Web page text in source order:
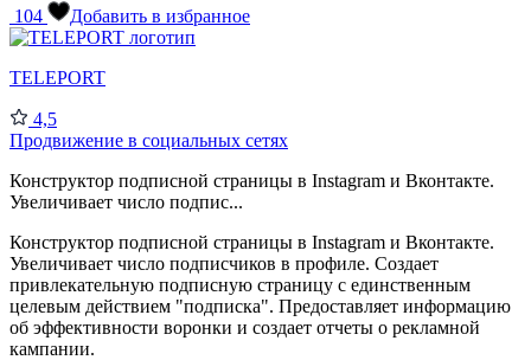
104
Добавить в избранное
TELEPORT
4,5
Продвижение в социальных сетях
Конструктор подписной страницы в Instagram и Вконтакте.
Увеличивает число подпис...
Конструктор подписной страницы в Instagram и Вконтакте.
Увеличивает число подписчиков в профиле. Создает
привлекательную подписную страницу с единственным
целевым действием "подписка". Предоставляет информацию
об эффективности воронки и создает отчеты о рекламной
кампании.